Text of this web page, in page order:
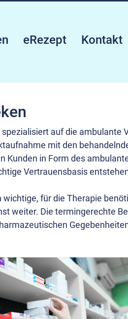
eRezept Kontakt
auf die ambulante
mit den
in Form des
Vertrauensbasis
für die Therapie
weiter. Die termingerechte